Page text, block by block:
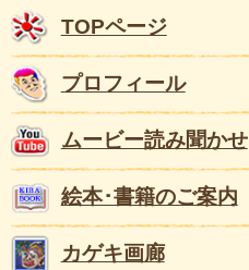
TOPページ
プロフィール
ムービー読み聞かせ
絵本･書籍のご案内
カゲキ画廊